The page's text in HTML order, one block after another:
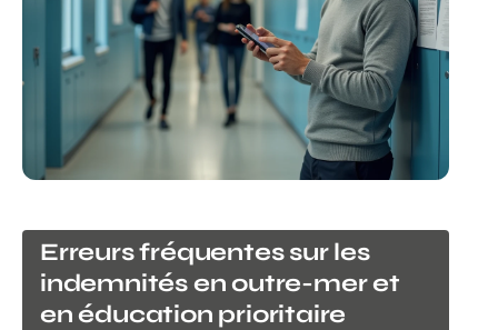
Erreurs fréquentes sur les
indemnités en outre-mer et
en éducation prioritaire